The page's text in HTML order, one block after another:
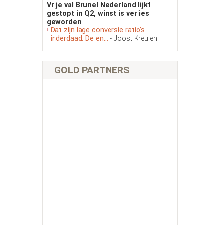
Vrije val Brunel Nederland lijkt
gestopt in Q2, winst is verlies
geworden
Dat zijn lage conversie ratio’s
inderdaad. De en... - Joost Kreulen
GOLD PARTNERS